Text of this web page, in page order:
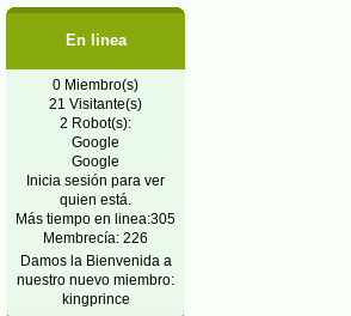
En linea
0 Miembro(s)
21 Visitante(s)
2 Robot(s):
Google
Google
Inicia sesión para ver
quien está.
Más tiempo en linea:305
Membrecía: 226
Damos la Bienvenida a
nuestro nuevo miembro:
kingprince